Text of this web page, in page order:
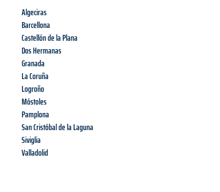
Algeciras
Barcellona
Castellón de la Plana
Dos Hermanas
Granada
La Coruña
Logroño
Móstoles
Pamplona
San Cristóbal de la Laguna
Siviglia
Valladolid